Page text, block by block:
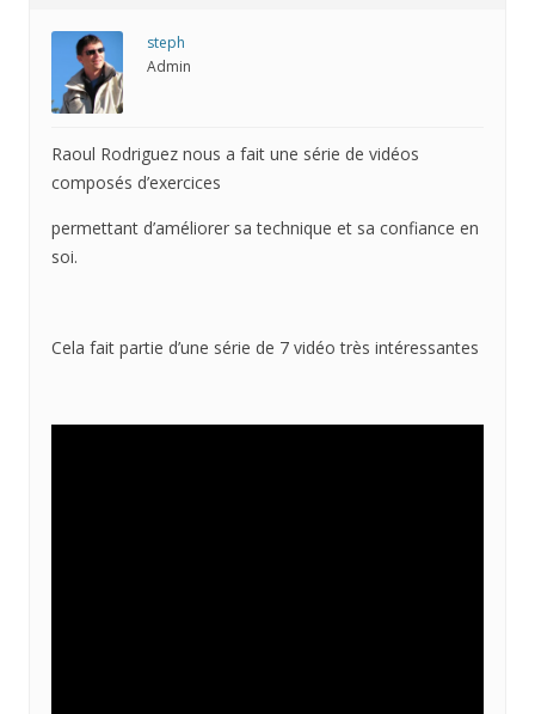
steph
Admin
Raoul Rodriguez nous a fait une série de vidéos
composés d’exercices
permettant d’améliorer sa technique et sa confiance en
soi.
Cela fait partie d’une série de 7 vidéo très intéressantes